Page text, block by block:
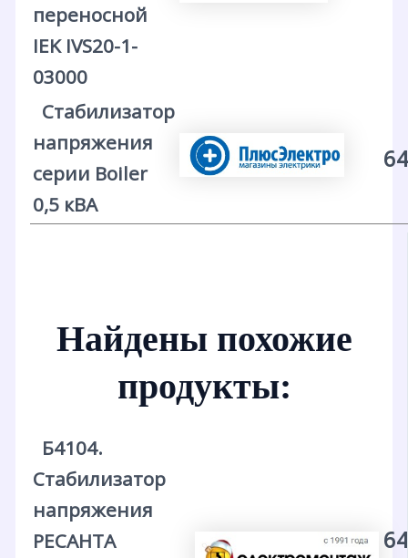
переносной
IEK IVS20-1-
03000
Стабилизатор
напряжения
серии Boiler
0,5 кВА
Найдены похожие
продукты:
Б4104.
Стабилизатор
напряжения
РЕСАНТА